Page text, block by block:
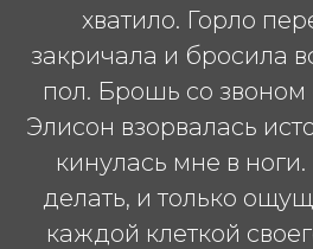
хватило. Горло
закричала и бросила
пол. Брошь со звоном
Элисон взорвалась
кинулась мне в
делать, и только
каждой клеткой